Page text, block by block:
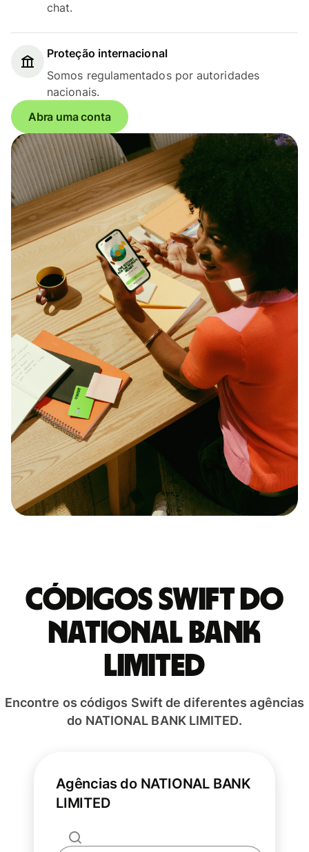
chat.
Proteção internacional
Somos regulamentados por autoridades
nacionais.
Abra uma conta
Códigos Swift do
NATIONAL BANK
LIMITED
Encontre os códigos Swift de diferentes agências
do NATIONAL BANK LIMITED.
Agências do NATIONAL BANK
LIMITED